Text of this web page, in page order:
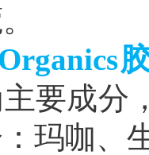
要成分
玛咖、